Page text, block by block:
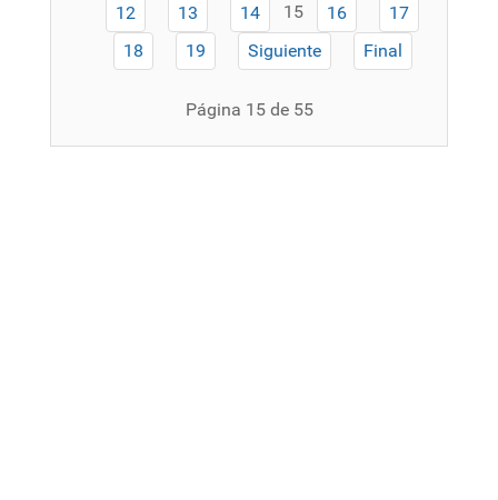
12
13 14 15 16
17
18
19 Siguiente Final
Página 15 de 55